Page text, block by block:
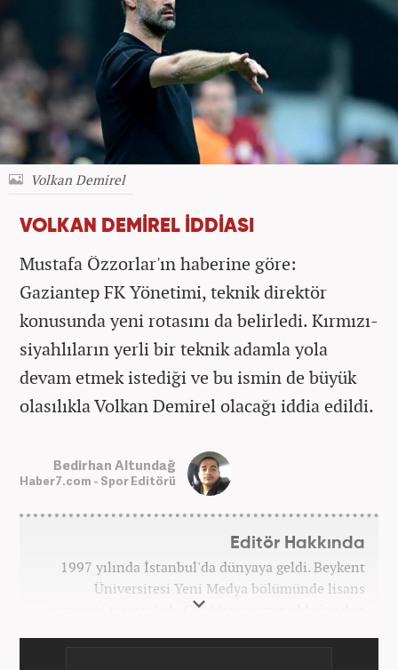
Volkan Demirel
VOLKAN DEMİREL İDDİASI
Mustafa Özzorlar'ın haberine göre:
Gaziantep FK Yönetimi, teknik direktör
konusunda yeni rotasını da belirledi. Kırmızı-
siyahlıların yerli bir teknik adamla yola
devam etmek istediği ve bu ismin de büyük
olasılıkla Volkan Demirel olacağı iddia edildi.
Bedirhan Altundağ
Haber7.com - Spor Editörü
Editör Hakkında
1997 yılında İstanbul'da dünyaya geldi. Beykent
Üniversitesi Yeni Medya bölümünde lisans
eğitimini tamamladı. Okuldan mezun olduğundan